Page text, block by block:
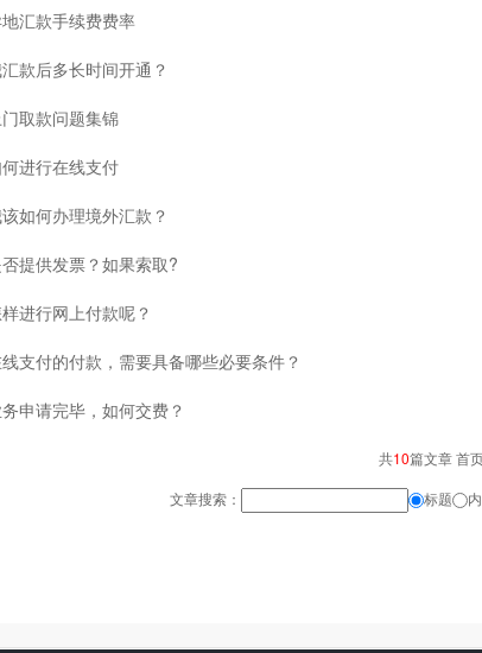
汇款手续费费率
款后多长时间开通？
取款问题集锦
进行在线支付
如何办理境外汇款？
提供发票？如果索取?
进行网上付款呢？
支付的付款，需要具备哪些必要条件？
申请完毕，如何交费？
共10篇文章 首
文章搜索：
标题